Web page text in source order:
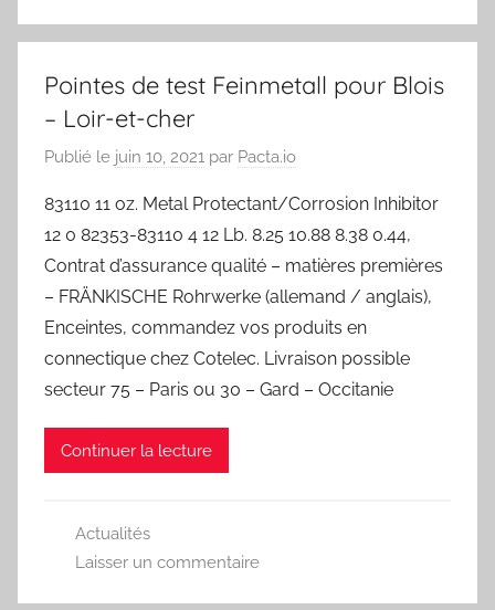
Pointes de test Feinmetall pour Blois
– Loir-et-cher
Publié le juin 10, 2021 par Pacta.io
83110 11 oz. Metal Protectant/Corrosion Inhibitor
12 0 82353-83110 4 12 Lb. 8.25 10.88 8.38 0.44,
Contrat d’assurance qualité – matières premières
– FRÄNKISCHE Rohrwerke (allemand / anglais),
Enceintes, commandez vos produits en
connectique chez Cotelec. Livraison possible
secteur 75 – Paris ou 30 – Gard – Occitanie
Continuer la lecture
Actualités
Laisser un commentaire